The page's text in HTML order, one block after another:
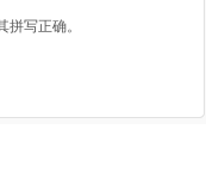
写正确。